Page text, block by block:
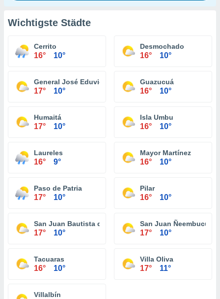
Wichtigste Städte
Cerrito
16° 10°
Desmochado
16° 10°
General José Eduvigis Díaz
17° 10°
Guazucuá
16° 10°
Humaitá
17° 10°
Isla Umbu
16° 10°
Laureles
16° 9°
Mayor Martínez
16° 10°
Paso de Patria
17° 10°
Pilar
16° 10°
San Juan Bautista de Ñeembucú
17° 10°
San Juan Ñeembucú
17° 10°
Tacuaras
16° 10°
Villa Oliva
17° 11°
Villalbín